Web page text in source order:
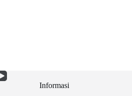
Informasi